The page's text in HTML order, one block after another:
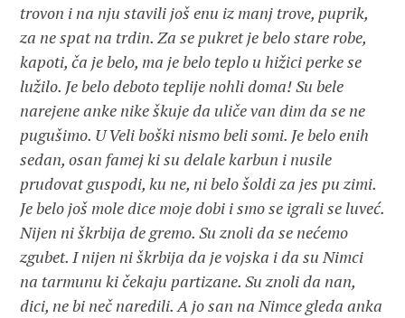
trovon i na nju stavili još enu iz manj trove, puprik,
za ne spat na trdin. Za se pukret je belo stare robe,
kapoti, ča je belo, ma je belo teplo u hižici perke se
lužilo. Je belo deboto teplije nohli doma! Su bele
narejene anke nike škuje da uliče van dim da se ne
pugušimo. U Veli boški nismo beli somi. Je belo enih
sedan, osan famej ki su delale karbun i nusile
prudovat guspodi, ku ne, ni belo šoldi za jes pu zimi.
Je belo još mole dice moje dobi i smo se igrali se luveć.
Nijen ni škrbija de gremo. Su znoli da se nećemo
zgubet. I nijen ni škrbija da je vojska i da su Nimci
na tarmunu ki čekaju partizane. Su znoli da nan,
dici, ne bi neč naredili. A jo san na Nimce gleda anka